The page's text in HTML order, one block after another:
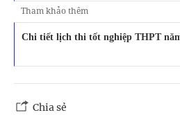
Tham khảo thêm
Chi tiết lịch thi tốt nghiệp THPT
Chia sẻ